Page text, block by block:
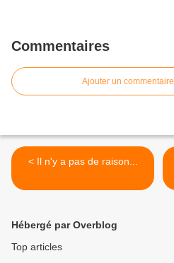
Commentaires
Ajouter un commentaire
< Il n'y a pas de raison...
Hébergé par Overblog
Top articles